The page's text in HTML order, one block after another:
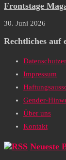
Frontstage
30. Juni 2026
Rechtliches auf
Impressum
Gender-
Über uns
Kontakt
Neueste